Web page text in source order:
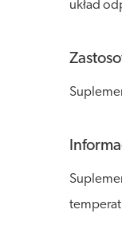
układ